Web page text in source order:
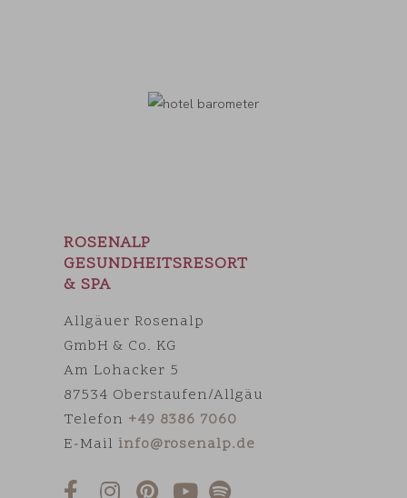
ROSENALP
GESUNDHEITSRESORT
& SPA
Allgäuer Rosenalp
GmbH & Co. KG
Am Lohacker 5
87534 Oberstaufen/Allgäu
Telefon +49 8386 7060
E-Mail info@rosenalp.de